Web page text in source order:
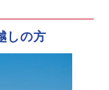
しの方